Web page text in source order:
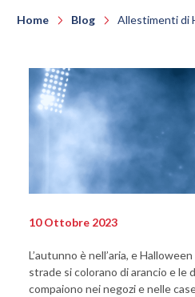
Home Blog Allestimenti di
10 Ottobre 2023
L’autunno è nell’aria, e
strade si colorano di arancio e le
compaiono nei negozi e nelle